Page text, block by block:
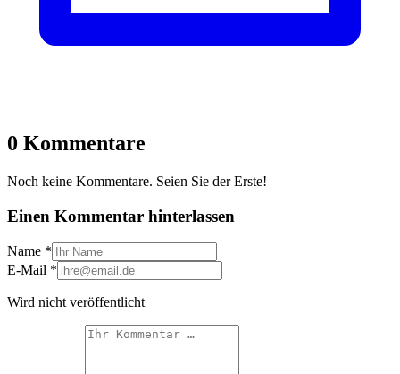
0 Kommentare
Noch keine Kommentare. Seien Sie der Erste!
Einen Kommentar hinterlassen
Name *
E-Mail *
Wird nicht veröffentlicht